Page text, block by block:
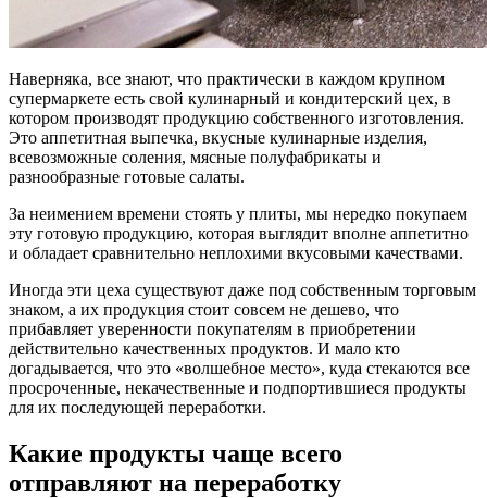
Наверняка, все знают, что практически в каждом крупном
супермаркете есть свой кулинарный и кондитерский цех, в
котором производят продукцию собственного изготовления.
Это аппетитная выпечка, вкусные кулинарные изделия,
всевозможные соления, мясные полуфабрикаты и
разнообразные готовые салаты.
За неимением времени стоять у плиты, мы нередко покупаем
эту готовую продукцию, которая выглядит вполне аппетитно
и обладает сравнительно неплохими вкусовыми качествами.
Иногда эти цеха существуют даже под собственным торговым
знаком, а их продукция стоит совсем не дешево, что
прибавляет уверенности покупателям в приобретении
действительно качественных продуктов. И мало кто
догадывается, что это «волшебное место», куда стекаются все
просроченные, некачественные и подпортившиеся продукты
для их последующей переработки.
Какие продукты чаще всего
отправляют на переработку